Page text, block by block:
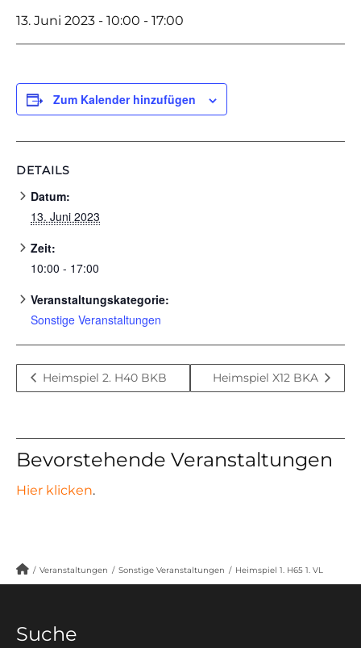
13. Juni 2023 - 10:00 - 17:00
Zum Kalender hinzufügen
DETAILS
Datum:
13. Juni 2023
Zeit:
10:00 - 17:00
Veranstaltungskategorie:
Sonstige Veranstaltungen
Heimspiel 2. H40 BKB Heimspiel X12 BKA
Bevorstehende Veranstaltungen
Hier klicken.
/ Veranstaltungen / Sonstige Veranstaltungen / Heimspiel 1. H65 1. VL
Suche